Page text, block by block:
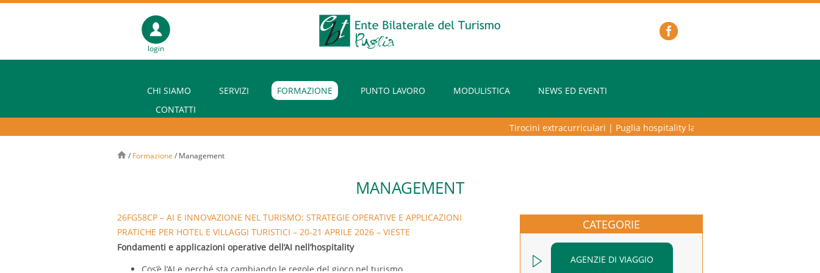
login
CHI SIAMO SERVIZI FORMAZIONE PUNTO LAVORO MODULISTICA
NEWS ED EVENTI
CONTATTI
Tirocini extracurriculari|Puglia hospitality lab – programma di alta
/ Formazione / Management
MANAGEMENT
26FG58CP – AI E INNOVAZIONE NEL TURISMO: STRATEGIE OPERATIVE E APPLICAZIONI
PRATICHE PER HOTEL E VILLAGGI TURISTICI – 20-21 APRILE 2026 – VIESTE
Fondamenti e applicazioni operative dell’AI nell’hospitality
Cos’è l’AI e perché sta cambiando le regole del gioco nel turismo
CATEGORIE
AGENZIE DI VIAGGIO